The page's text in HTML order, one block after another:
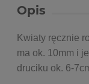
Opis
Kwiaty ręcznie
ma ok. 10mm i
druciku ok. 6-